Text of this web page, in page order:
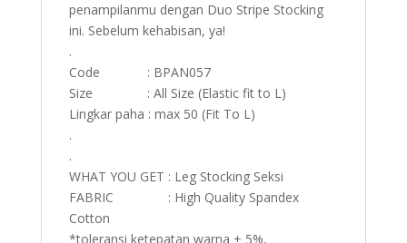
penampilanmu dengan Duo Stripe Stocking
ini. Sebelum kehabisan, ya!
.
Code : BPAN057
Size : All Size (Elastic fit to L)
Lingkar paha : max 50 (Fit To L)
.
.
WHAT YOU GET : Leg Stocking Seksi
FABRIC : High Quality Spandex
Cotton
*toleransi ketepatan warna ± 5%,